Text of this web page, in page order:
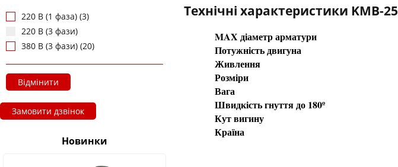
220 В (1 фаза) (3)
220 В (3 фази)
380 В (3 фази) (20)
Відмінити
Замовити дзвінок
Новинки
Технічні характеристики KMB-25
MAX діаметр арматури
Потужність двигуна
Живлення
Розміри
Вага
Швидкість гнуття до 180º
Кут вигину
Країна